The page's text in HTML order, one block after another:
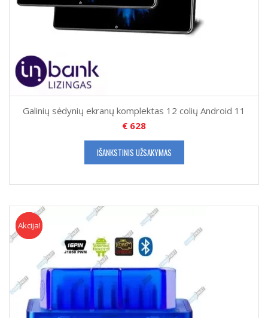
Galinių sėdynių ekranų komplektas 12 colių Android 11
€ 628
IŠANKSTINIS UŽSAKYMAS
Akcija
Akcija!